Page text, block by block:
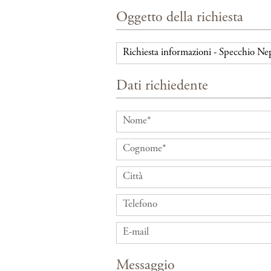
Oggetto della richiesta
Dati richiedente
Messaggio